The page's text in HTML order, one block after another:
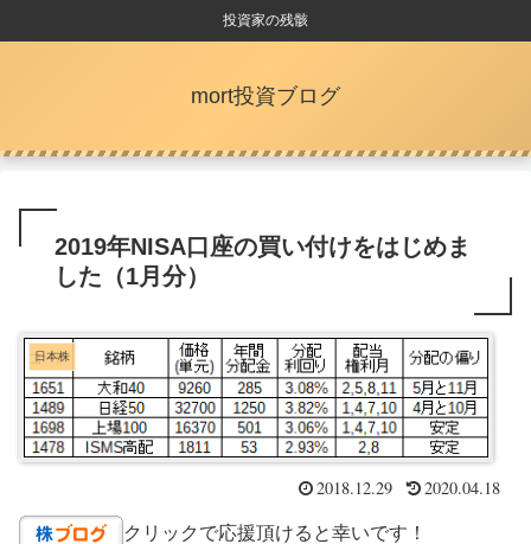
投資家の残骸
mort投資ブログ
2019年NISA口座の買い付けをはじめま
した（1月分）
日本株
2018.12.29 2020.04.18
クリックで応援頂けると幸いです！